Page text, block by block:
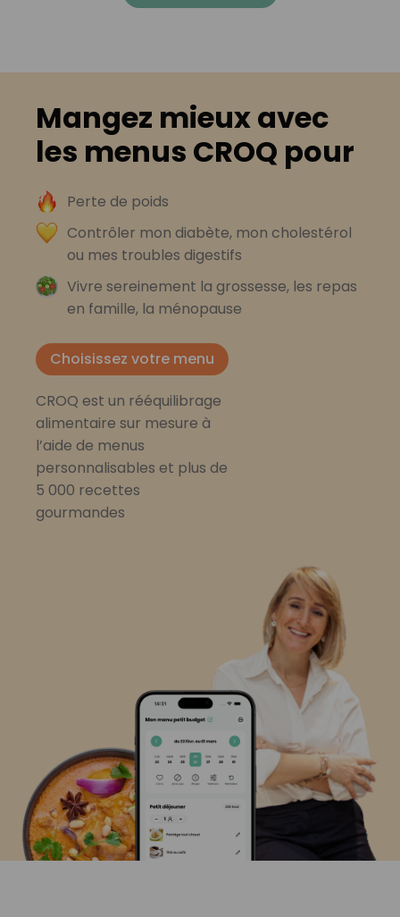
Mangez mieux avec
les menus CROQ pour
Perte de poids
Contrôler mon diabète, mon cholestérol
ou mes troubles digestifs
Vivre sereinement la grossesse, les repas
en famille, la ménopause
Choisissez votre menu
CROQ est un rééquilibrage
alimentaire sur mesure à
l’aide de menus
personnalisables et plus de
5 000 recettes
gourmandes